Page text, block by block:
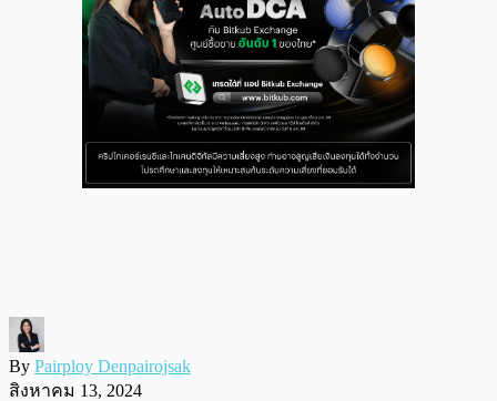
By Pairploy Denpairojsak
สิงหาคม 13, 2024